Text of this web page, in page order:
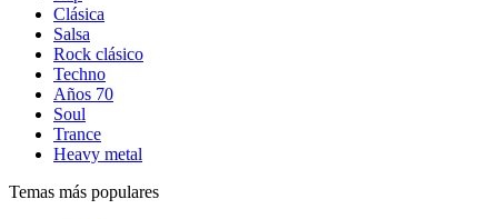
Clásica
Salsa
Rock clásico
Techno
Años 70
Soul
Trance
Heavy metal
Temas más populares